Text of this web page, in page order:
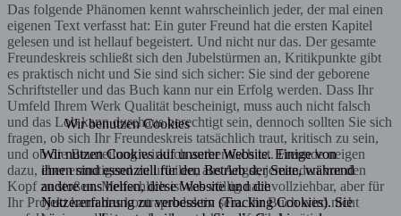
Das folgende Phänomen kennt wahrscheinlich jeder, der mal einen
eigenen Text verfasst hat: Ein guter Freund hat die ersten Kapitel
gelesen und ist hellauf begeistert. Und nicht nur das. Der gesamte
Freundeskreis schließt sich den Jubelstürmen an, Kritikpunkte gibt
es praktisch nicht und Sie sind sich sicher: Sie sind der geborene
Schriftsteller und das Buch kann nur ein Erfolg werden. Dass Ihr
Umfeld Ihrem Werk Qualität bescheinigt, muss auch nicht falsch
und das Lob kann durchaus berechtigt sein, dennoch sollten Sie sich
fragen, ob sich Ihr Freundeskreis tatsächlich traut, kritisch zu sein,
und ob die Beurteilung wirklich authentisch ist. Freunde neigen
dazu, eher ermutigend zu urteilen, aus Angst, jemanden vor den
Kopf zu stoßen. Menschlich ist das völlig nachvollziehbar, aber für
Ihr Projekt kann das kontraproduktiv sein. Ihr Buch wird nicht
Wir benutzen Cookies
Wir nutzen Cookies auf unserer Website. Einige von
ihnen sind essenziell für den Betrieb der Seite, während
andere uns helfen, diese Website und die
Nutzererfahrung zu verbessern (Tracking Cookies). Sie